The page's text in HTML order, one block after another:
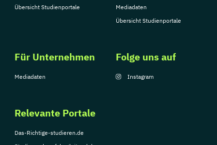
Übersicht Studienportale
Mediadaten
Übersicht Studienportale
Für Unternehmen
Mediadaten
Relevante Portale
Das-Richtige-studieren.de
Folge uns auf
Instagram